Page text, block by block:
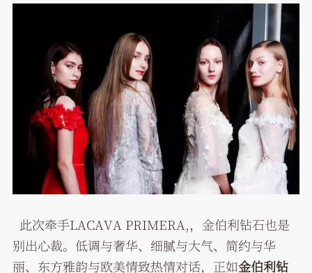
此次牵手LACAVA PRIMERA,，金伯利钻石也是
别出心裁。低调与奢华、细腻与大气、简约与华
丽、东方雅韵与欧美情致热情对话，正如金伯利钻